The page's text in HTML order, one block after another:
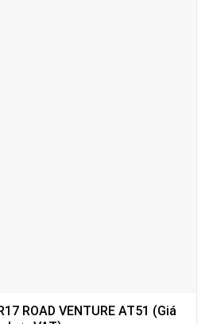
ROAD VENTURE AT51 (Giá